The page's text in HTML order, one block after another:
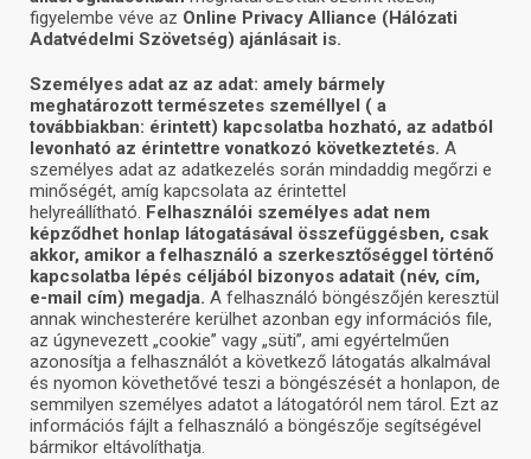
figyelembe véve az Online Privacy Alliance (Hálózati
Adatvédelmi Szövetség) ajánlásait is.
Személyes adat az az adat: amely bármely
meghatározott természetes személlyel ( a
továbbiakban: érintett) kapcsolatba hozható, az adatból
levonható az érintettre vonatkozó következtetés. A
személyes adat az adatkezelés során mindaddig megőrzi e
minőségét, amíg kapcsolata az érintettel
helyreállítható. Felhasználói személyes adat nem
képződhet honlap látogatásával összefüggésben, csak
akkor, amikor a felhasználó a szerkesztőséggel történő
kapcsolatba lépés céljából bizonyos adatait (név, cím,
e-mail cím) megadja. A felhasználó böngészőjén keresztül
annak winchesterére kerülhet azonban egy információs file,
az úgynevezett „cookie” vagy „süti”, ami egyértelműen
azonosítja a felhasználót a következő látogatás alkalmával
és nyomon követhetővé teszi a böngészését a honlapon, de
semmilyen személyes adatot a látogatóról nem tárol. Ezt az
információs fájlt a felhasználó a böngészője segítségével
bármikor eltávolíthatja.